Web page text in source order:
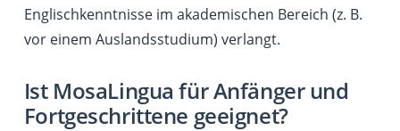
Englischkenntnisse im akademischen Bereich (z. B.
vor einem Auslandsstudium) verlangt.
Ist MosaLingua für Anfänger und
Fortgeschrittene geeignet?